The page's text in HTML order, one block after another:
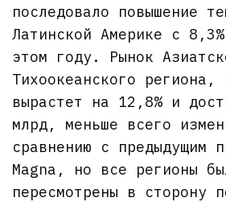
последовало повышение
Латинской Америке с
этом году. Рынок
Тихоокеанского региона,
вырастет на 12,8% и
млрд, меньше всего
сравнению с предыдущим
Magna, но все регионы
пересмотрены в сторону